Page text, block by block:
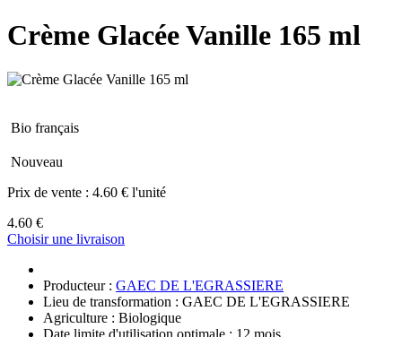
Crème Glacée Vanille 165 ml
Bio français
Nouveau
Prix de vente : 4.60 € l'unité
4.60 €
Choisir une livraison
Producteur : GAEC DE L'EGRASSIERE
Lieu de transformation : GAEC DE L'EGRASSIERE
Agriculture : Biologique
Date limite d'utilisation optimale : 12 mois